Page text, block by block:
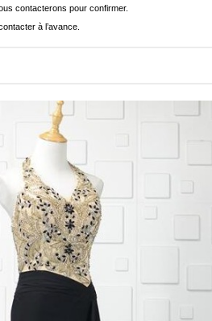
contacterons pour confirmer.
à l’avance.